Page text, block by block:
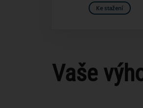
Ke stažení
Vaše